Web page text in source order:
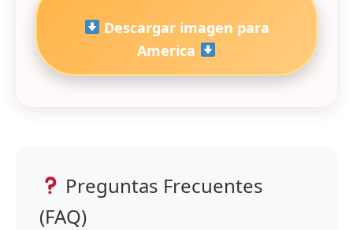
Descargar imagen para
America
Preguntas Frecuentes
(FAQ)